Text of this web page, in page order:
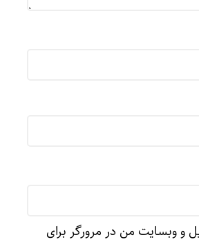
و وبسایت من در مرورگر برای